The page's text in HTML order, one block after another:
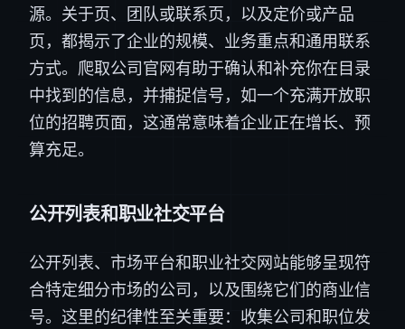
源。关于页、团队或联系页，以及定价或产品
页，都揭示了企业的规模、业务重点和通用联系
方式。爬取公司官网有助于确认和补充你在目录
中找到的信息，并捕捉信号，如一个充满开放职
位的招聘页面，这通常意味着企业正在增长、预
算充足。
公开列表和职业社交平台
公开列表、市场平台和职业社交网站能够呈现符
合特定细分市场的公司，以及围绕它们的商业信
号。这里的纪律性至关重要：收集公司和职位发